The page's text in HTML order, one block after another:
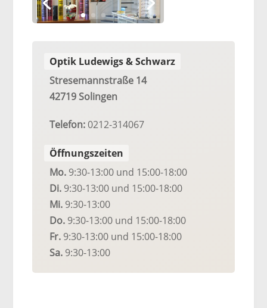
Optik Ludewigs & Schwarz
Stresemannstraße 14
42719 Solingen
Telefon: 0212-314067
Öffnungszeiten
Mo. 9:30-13:00 und 15:00-18:00
Di. 9:30-13:00 und 15:00-18:00
Mi. 9:30-13:00
Do. 9:30-13:00 und 15:00-18:00
Fr. 9:30-13:00 und 15:00-18:00
Sa. 9:30-13:00